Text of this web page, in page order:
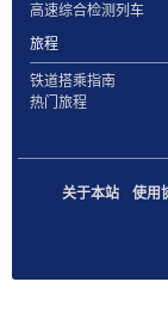
高速综合检测列车
旅程
铁道搭乘指南
热门旅程
关于本站 使用